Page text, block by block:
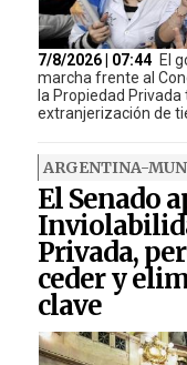
7/8/2026 | 07:44 El
marcha frente al
la Propiedad
extranjerización de
ARGENTINA-
El Senado
Privada,
ceder y
clave